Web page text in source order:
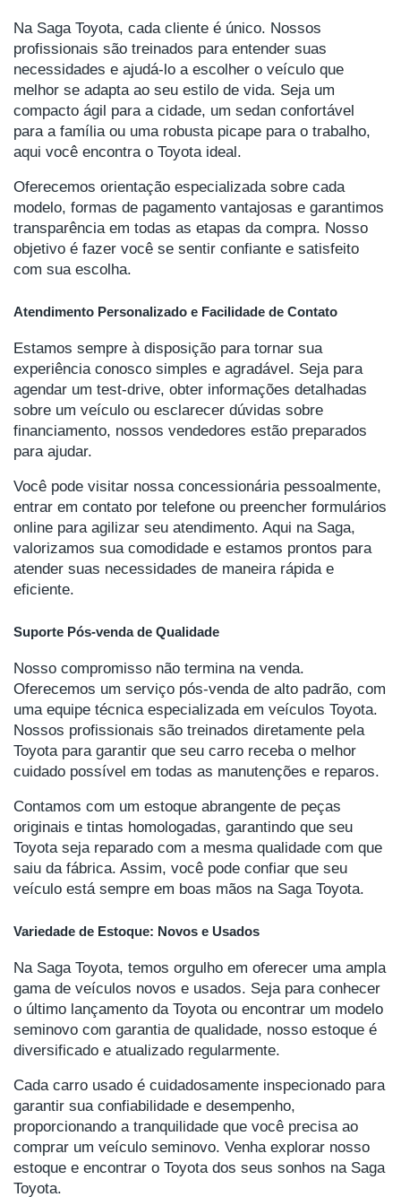
Na Saga Toyota, cada cliente é único. Nossos
profissionais são treinados para entender suas
necessidades e ajudá-lo a escolher o veículo que
melhor se adapta ao seu estilo de vida. Seja um
compacto ágil para a cidade, um sedan confortável
para a família ou uma robusta picape para o trabalho,
aqui você encontra o Toyota ideal.
Oferecemos orientação especializada sobre cada
modelo, formas de pagamento vantajosas e garantimos
transparência em todas as etapas da compra. Nosso
objetivo é fazer você se sentir confiante e satisfeito
com sua escolha.
Atendimento Personalizado e Facilidade de Contato
Estamos sempre à disposição para tornar sua
experiência conosco simples e agradável. Seja para
agendar um test-drive, obter informações detalhadas
sobre um veículo ou esclarecer dúvidas sobre
financiamento, nossos vendedores estão preparados
para ajudar.
Você pode visitar nossa concessionária pessoalmente,
entrar em contato por telefone ou preencher formulários
online para agilizar seu atendimento. Aqui na Saga,
valorizamos sua comodidade e estamos prontos para
atender suas necessidades de maneira rápida e
eficiente.
Suporte Pós-venda de Qualidade
Nosso compromisso não termina na venda.
Oferecemos um serviço pós-venda de alto padrão, com
uma equipe técnica especializada em veículos Toyota.
Nossos profissionais são treinados diretamente pela
Toyota para garantir que seu carro receba o melhor
cuidado possível em todas as manutenções e reparos.
Contamos com um estoque abrangente de peças
originais e tintas homologadas, garantindo que seu
Toyota seja reparado com a mesma qualidade com que
saiu da fábrica. Assim, você pode confiar que seu
veículo está sempre em boas mãos na Saga Toyota.
Variedade de Estoque: Novos e Usados
Na Saga Toyota, temos orgulho em oferecer uma ampla
gama de veículos novos e usados. Seja para conhecer
o último lançamento da Toyota ou encontrar um modelo
seminovo com garantia de qualidade, nosso estoque é
diversificado e atualizado regularmente.
Cada carro usado é cuidadosamente inspecionado para
garantir sua confiabilidade e desempenho,
proporcionando a tranquilidade que você precisa ao
comprar um veículo seminovo. Venha explorar nosso
estoque e encontrar o Toyota dos seus sonhos na Saga
Toyota.